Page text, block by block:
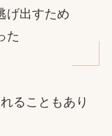
げ出すため
た
ることもあり